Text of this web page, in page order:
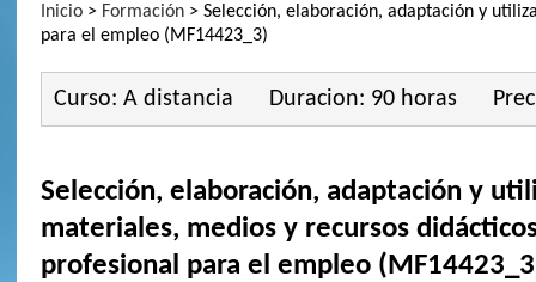
Inicio> Formación> Selección, elaboración, adaptación y
para el empleo (MF14423_3)
Curso: A distancia Duracion: 90 horas
Selección, elaboración, adaptación y
materiales, medios y recursos
profesional para el empleo